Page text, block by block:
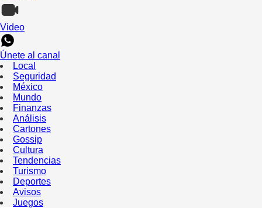
Video
Únete al canal
Local
Seguridad
México
Mundo
Finanzas
Análisis
Cartones
Gossip
Cultura
Tendencias
Turismo
Deportes
Avisos
Juegos